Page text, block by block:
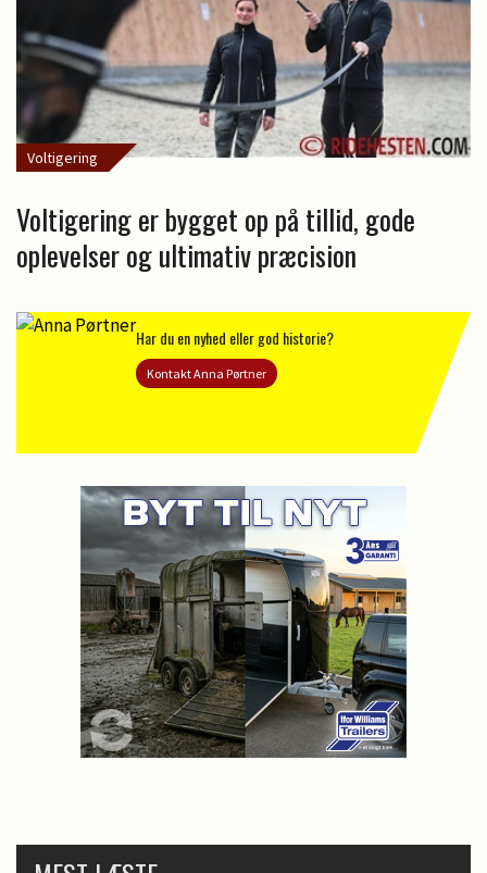
Voltigering
Voltigering er bygget op på tillid, gode
oplevelser og ultimativ præcision
Har du en nyhed eller god historie?
Kontakt Anna Pørtner